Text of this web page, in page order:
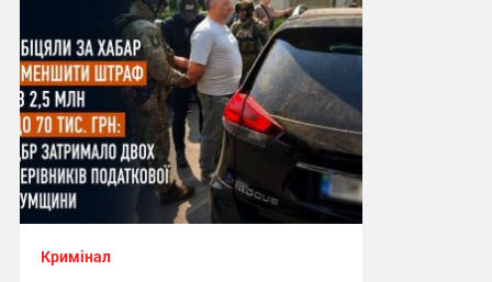
Кримінал